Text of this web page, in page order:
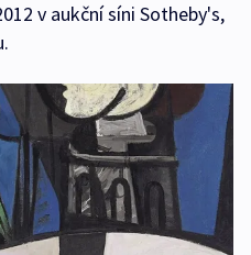
v aukční síni Sotheby's,